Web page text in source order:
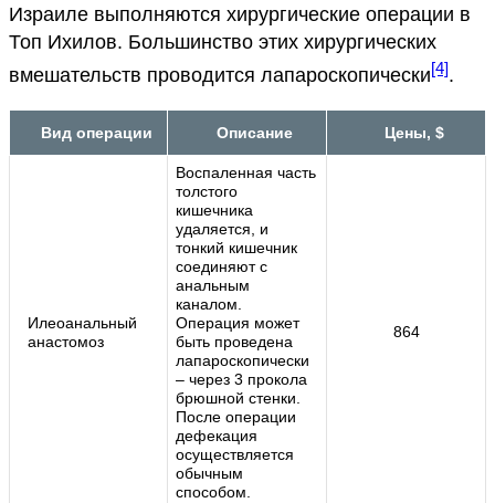
Израиле выполняются хирургические операции в
Топ Ихилов. Большинство этих хирургических
вмешательств проводится лапароскопически[4].
Вид операции Описание Цены, $
Илеоанальный
анастомоз
Воспаленная часть
толстого
кишечника
удаляется, и
тонкий кишечник
соединяют с
анальным
каналом.
Операция может
быть проведена
лапароскопически
– через 3 прокола
брюшной стенки.
После операции
дефекация
осуществляется
обычным
способом.
864